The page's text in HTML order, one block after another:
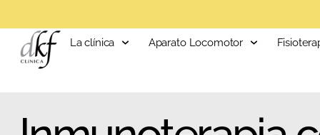
La clínica Aparato Locomotor